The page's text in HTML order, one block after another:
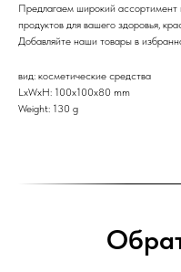
Предлагаем широкий ассортимент
продуктов для вашего здоровья,
Добавляйте наши товары в
вид: косметические средства
LxWxH: 100x100x80 mm
Weight: 130 g